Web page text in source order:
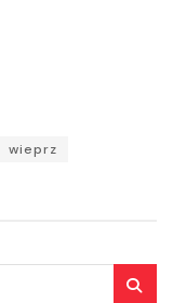
wieprz